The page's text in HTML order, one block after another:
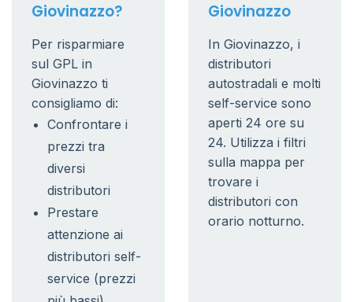
Giovinazzo?
Per risparmiare
sul GPL in
Giovinazzo ti
consigliamo di:
Confrontare i
prezzi tra
diversi
distributori
Prestare
attenzione ai
distributori self-
service (prezzi
Giovinazzo
In Giovinazzo, i
distributori
autostradali e molti
self-service sono
aperti 24 ore su
24. Utilizza i filtri
sulla mappa per
trovare i
distributori con
orario notturno.